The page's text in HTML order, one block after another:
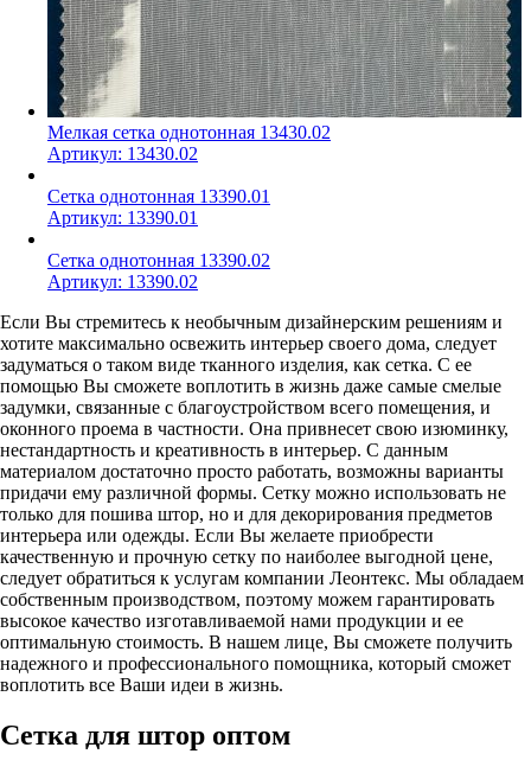
Мелкая сетка однотонная 13430.02
Артикул: 13430.02
Сетка однотонная 13390.01
Артикул: 13390.01
Сетка однотонная 13390.02
Артикул: 13390.02
Если Вы стремитесь к необычным дизайнерским решениям и
хотите максимально освежить интерьер своего дома, следует
задуматься о таком виде тканного изделия, как сетка. С ее
помощью Вы сможете воплотить в жизнь даже самые смелые
задумки, связанные с благоустройством всего помещения, и
оконного проема в частности. Она привнесет свою изюминку,
нестандартность и креативность в интерьер. С данным
материалом достаточно просто работать, возможны варианты
придачи ему различной формы. Сетку можно использовать не
только для пошива штор, но и для декорирования предметов
интерьера или одежды. Если Вы желаете приобрести
качественную и прочную сетку по наиболее выгодной цене,
следует обратиться к услугам компании Леонтекс. Мы обладаем
собственным производством, поэтому можем гарантировать
высокое качество изготавливаемой нами продукции и ее
оптимальную стоимость. В нашем лице, Вы сможете получить
надежного и профессионального помощника, который сможет
воплотить все Ваши идеи в жизнь.
Сетка для штор оптом